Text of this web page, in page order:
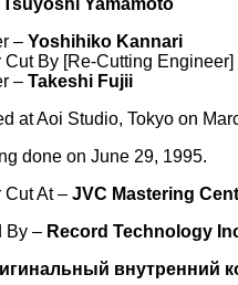
–Yoshihiko Kannari
Cut By [Re-Cutting
–Takeshi Fujii
at Aoi Studio, Tokyo on
done on June 29, 1995.
Cut At –JVC Mastering
By – Record Technology
внутренний